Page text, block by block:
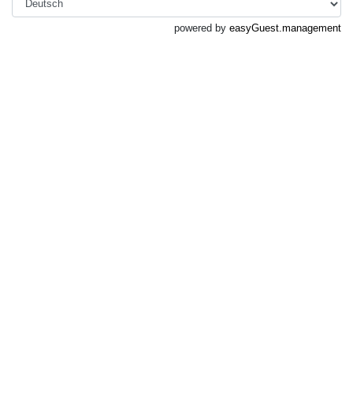
powered by easyGuest.management